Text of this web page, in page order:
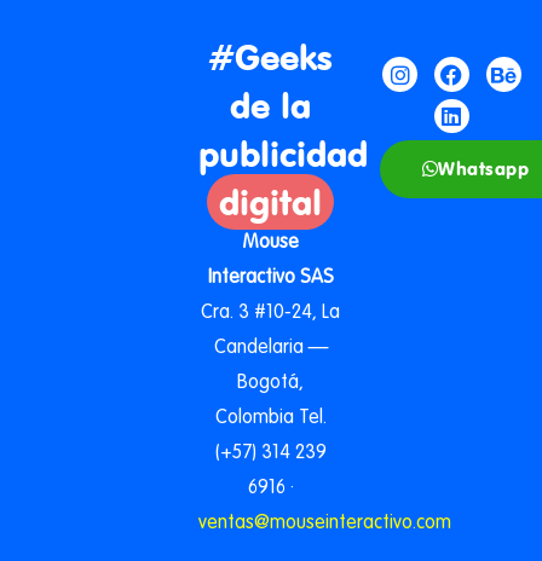
#Geeks
de la
publicidad
digital
Mouse
Interactivo SAS
Cra. 3 #10-24, La
Candelaria —
Bogotá,
Colombia Tel.
(+57) 314 239
6916 ·
ventas@mouseinteractivo.com
Whatsapp